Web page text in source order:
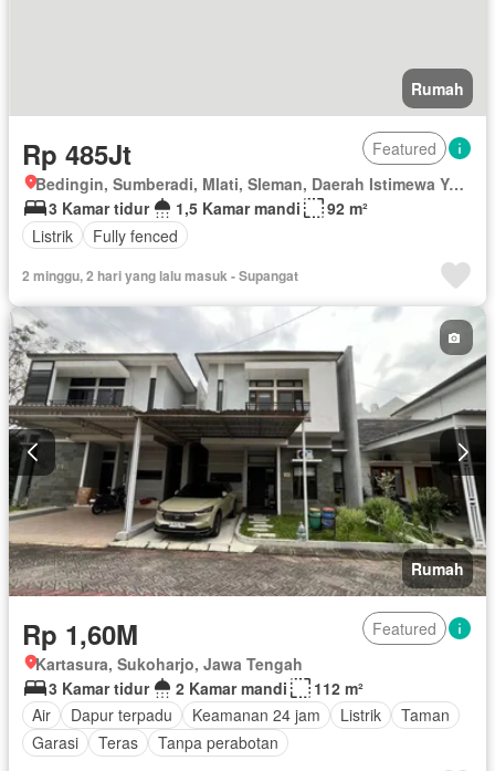
Rumah
Rp 485Jt
Featured
Bedingin, Sumberadi, Mlati, Sleman, Daerah Istimewa Yogyakarta
3 Kamar tidur
1,5 Kamar mandi
92 m²
Listrik
Fully fenced
2 minggu, 2 hari yang lalu masuk - Supangat
Rumah
Rp 1,60M
Featured
Kartasura, Sukoharjo, Jawa Tengah
3 Kamar tidur
2 Kamar mandi
112 m²
Air
Dapur terpadu Keamanan 24 jam Listrik
Taman
Garasi
Teras Tanpa perabotan